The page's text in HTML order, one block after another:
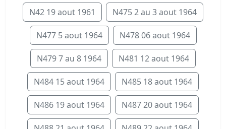
N42 19 aout 1961 N475 2 au 3 aout 1964
N477 5 aout 1964 N478 06 aout 1964
N479 7 au 8 1964 N481 12 aout 1964
N484 15 aout 1964 N485 18 aout 1964
N486 19 aout 1964 N487 20 aout 1964